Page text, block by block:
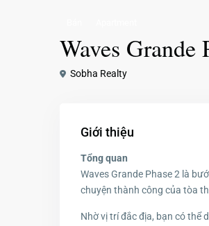
Waves Grande
Sobha Realty
Giới thiệu
Tổng quan
Waves Grande Phase 2 là
chuyện thành công của tòa
Nhờ vị trí đắc địa, bạn có thể